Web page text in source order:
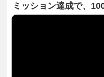
ミッション達成で、